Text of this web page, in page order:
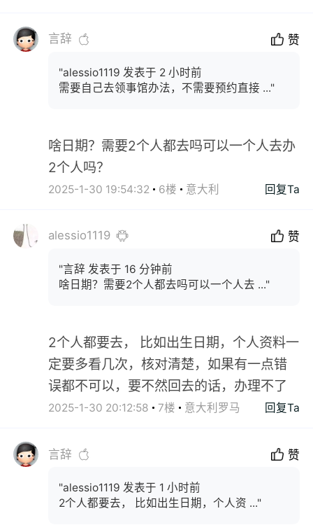
言辞 赞
"alessio1119 发表于 2 小时前
需要自己去领事馆办法，不需要预约直接 ..."
啥日期？需要2个人都去吗可以一个人去办
2个人吗？
2025-1-30 19:54:32 6楼 意大利 回复Ta
alessio1119 赞
"言辞 发表于 16 分钟前
啥日期？需要2个人都去吗可以一个人去 ..."
2个人都要去， 比如出生日期，个人资料一
定要多看几次，核对清楚，如果有一点错
误都不可以，要不然回去的话，办理不了
2025-1-30 20:12:58 7楼 意大利罗马 回复Ta
言辞 赞
"alessio1119 发表于 1 小时前
2个人都要去， 比如出生日期，个人资 ..."